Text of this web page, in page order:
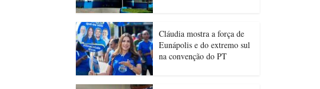
Cláudia mostra a força de
Eunápolis e do extremo sul
na convenção do PT